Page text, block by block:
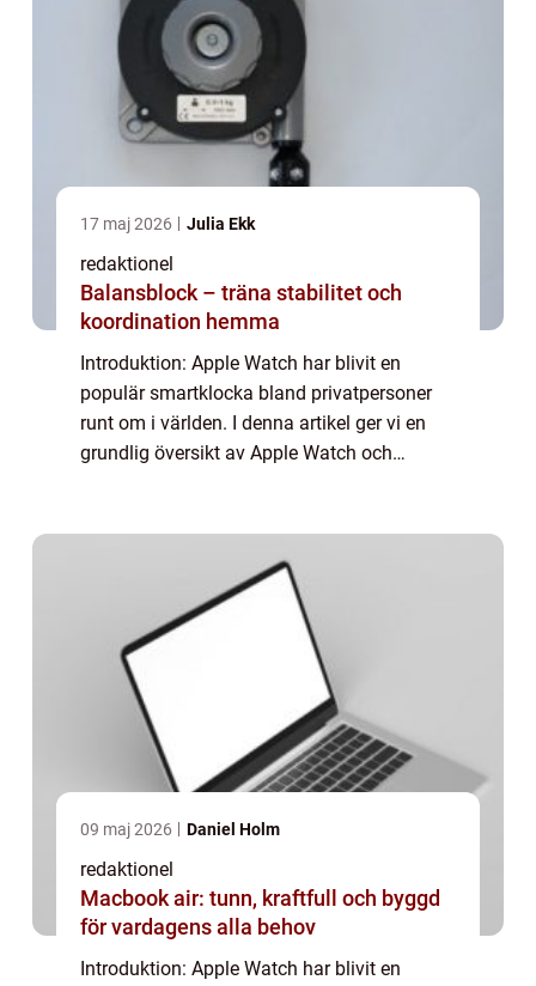
17 maj 2026 Julia Ekk
redaktionel
Balansblock – träna stabilitet och
koordination hemma
Introduktion: Apple Watch har blivit en
populär smartklocka bland privatpersoner
runt om i världen. I denna artikel ger vi en
grundlig översikt av Apple Watch och
09 maj 2026 Daniel Holm
redaktionel
Macbook air: tunn, kraftfull och byggd
för vardagens alla behov
Introduktion: Apple Watch har blivit en